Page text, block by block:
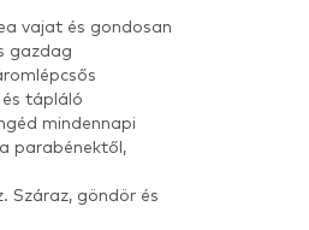
vajat és gondosan
gazdag
tápláló
mindennapi
parabénektől,
Száraz, göndör és